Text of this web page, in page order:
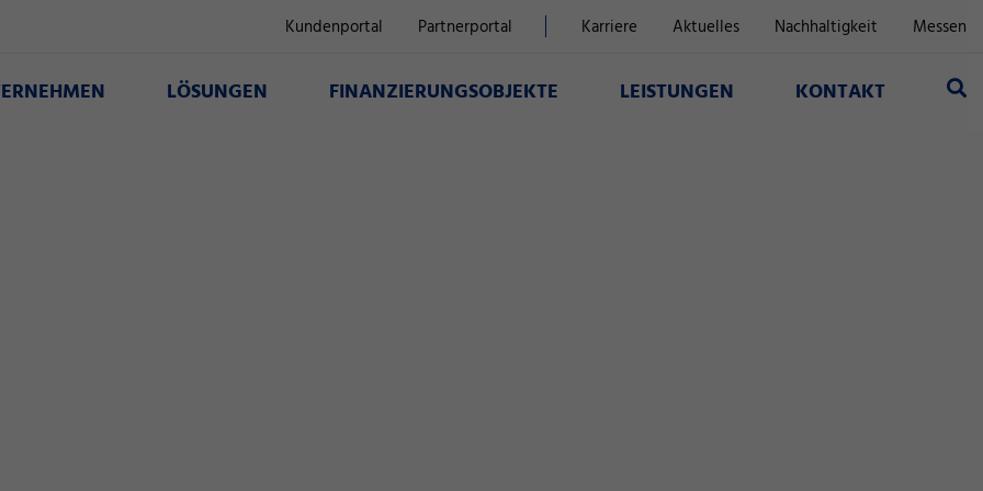
Kundenportal Partnerportal Karriere Aktuelles Nachhaltigkeit Messen
LÖSUNGEN FINANZIERUNGSOBJEKTE LEISTUNGEN KONTAKT